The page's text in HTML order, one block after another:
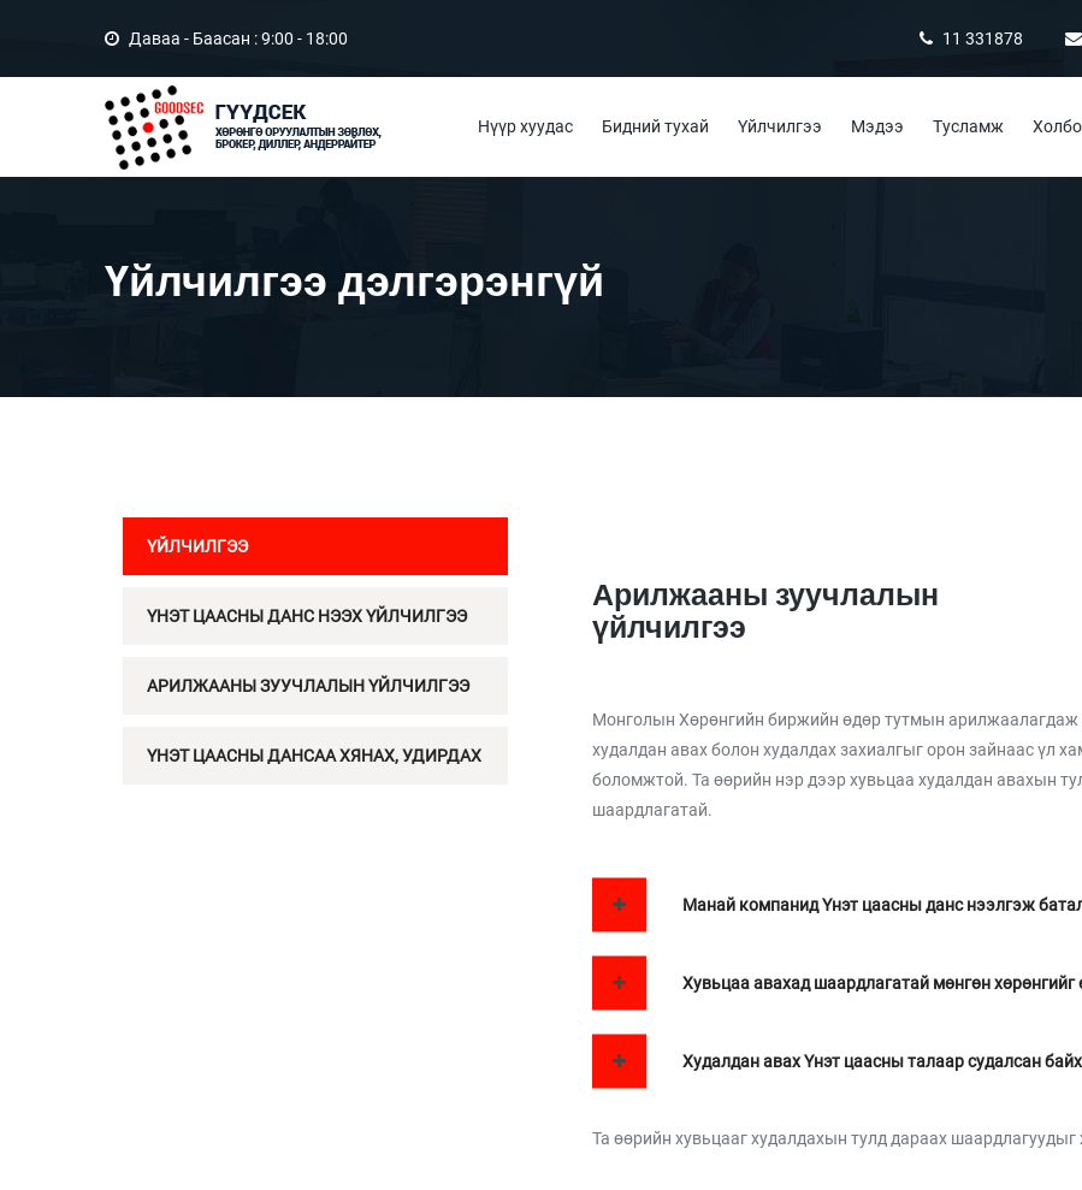
Даваа - Баасан : 9:00 - 18:00 11 331878
Нүүр хуудас Бидний тухай Үйлчилгээ Мэдээ Тусламж
Үйлчилгээ дэлгэрэнгүй
Арилжааны зуучлалын
үйлчилгээ
Монголын Хөрөнгийн биржийн өдөр тутмын арилжаалагдаж
худалдан авах болон худалдах захиалгыг орон зайнаас үл
боломжтой. Та өөрийн нэр дээр хувьцаа худалдан авахын
шаардлагатай.
Манай компанид Үнэт цаасны данс нээлгэж
Хувьцаа авахад шаардлагатай мөнгөн
Худалдан авах Үнэт цаасны талаар судалсан
Та өөрийн хувьцааг худалдахын тулд дараах
ҮЙЛЧИЛГЭЭ
ҮНЭТ ЦААСНЫ ДАНС НЭЭХ ҮЙЛЧИЛГЭЭ
АРИЛЖААНЫ ЗУУЧЛАЛЫН ҮЙЛЧИЛГЭЭ
ҮНЭТ ЦААСНЫ ДАНСАА ХЯНАХ, УДИРДАХ